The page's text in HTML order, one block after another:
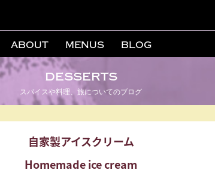
ABOUT MENUS BLOG
desserts
スパイスや料理、旅についてのブログ
自家製アイスクリーム
Homemade ice cream